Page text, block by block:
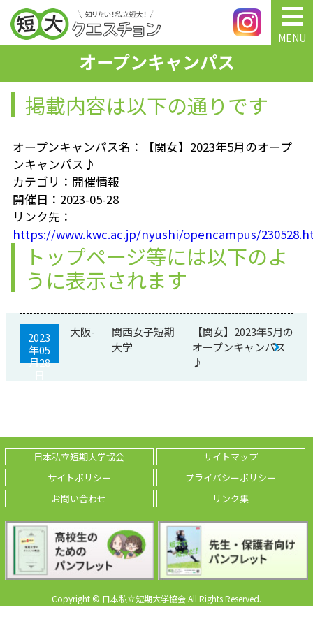
MENU
オープンキャンパス
掲載内容は以下の通りです
オープンキャンパス名：【関女】2023年5月のオープ
ンキャンパス♪
カテゴリ：開催情報
開催日：2023-05-28
リンク先：
https://www.kwc.ac.jp/nyushi/opencampus/
トップページ等には以下のよ
うに表示されます
2023
年05
月28
大阪-
関西女子短期
大学
【関女】2023年5月の
オープンキャンパス
♪
日本私立短期大学協会
サイトマップ
サイトポリシー
プライバシーポリシー
お問い合わせ
リンク集
Copyright © 日本私立短期大学協会 All Rights Reserved.